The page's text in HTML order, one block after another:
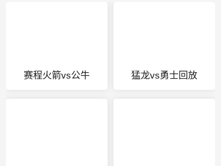
赛程火箭vs公牛 猛龙vs勇士回放